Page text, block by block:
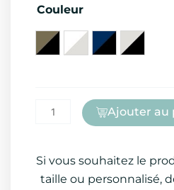
Couleur
STRETCH
Ajouter au
Si vous souhaitez le
taille ou personnalisé,